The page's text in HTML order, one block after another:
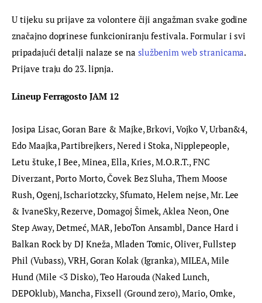
U tijeku su prijave za volontere čiji angažman svake godine
značajno doprinese funkcioniranju festivala. Formular i svi
pripadajući detalji nalaze se na službenim web stranicama.
Prijave traju do 23. lipnja.
Lineup Ferragosto JAM 12
Josipa Lisac, Goran Bare & Majke, Brkovi, Vojko V, Urban&4,
Edo Maajka, Partibrejkers, Nered i Stoka, Nipplepeople,
Letu štuke, I Bee, Minea, Ella, Kries, M.O.R.T., FNC
Diverzant, Porto Morto, Čovek Bez Sluha, Them Moose
Rush, Ogenj, Ischariotzcky, Sfumato, Helem nejse, Mr. Lee
& IvaneSky, Rezerve, Domagoj Šimek, Aklea Neon, One
Step Away, Detmeć, MAR, JeboTon Ansambl, Dance Hard i
Balkan Rock by DJ Kneža, Mladen Tomic, Oliver, Fullstep
Phil (Vubass), VRH, Goran Kolak (Igranka), MILEA, Mile
Hund (Mile <3 Disko), Teo Harouda (Naked Lunch,
DEPOklub), Mancha, Fixsell (Ground zero), Mario, Omke,